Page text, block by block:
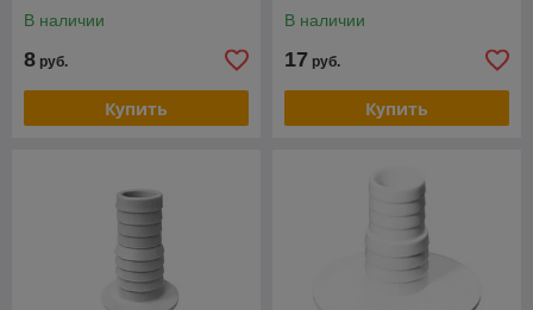
В наличии
8 руб.
Купить
В наличии
17 руб.
Купить